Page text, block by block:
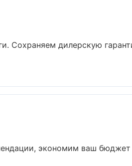
Сохраняем дилерскую
экономим ваш бюджет